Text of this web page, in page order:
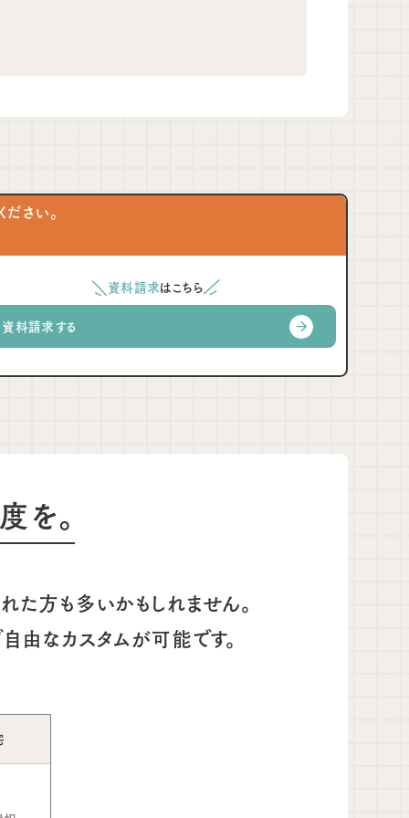
さい。
資料請求はこちら
資料請求する
を。
た方も多いかもしれません。
由なカスタムが可能です。